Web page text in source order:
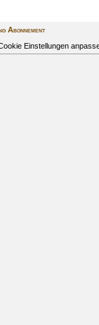
Abonnement
Einstellungen